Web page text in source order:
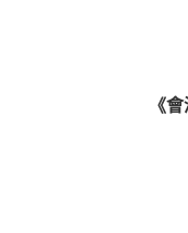
《